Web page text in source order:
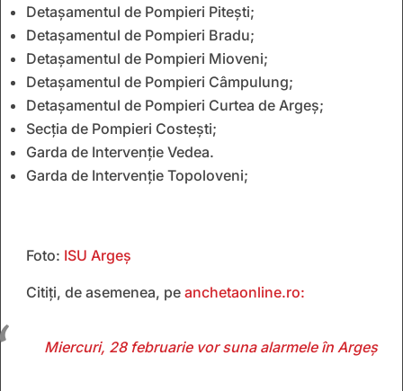
Detașamentul de Pompieri Pitești;
Detașamentul de Pompieri Bradu;
Detașamentul de Pompieri Mioveni;
Detașamentul de Pompieri Câmpulung;
Detașamentul de Pompieri Curtea de Argeș;
Secția de Pompieri Costești;
Garda de Intervenție Vedea.
Garda de Intervenție Topoloveni;
Foto: ISU Argeș
Citiți, de asemenea, pe anchetaonline.ro:
Miercuri, 28 februarie vor suna alarmele în Argeș